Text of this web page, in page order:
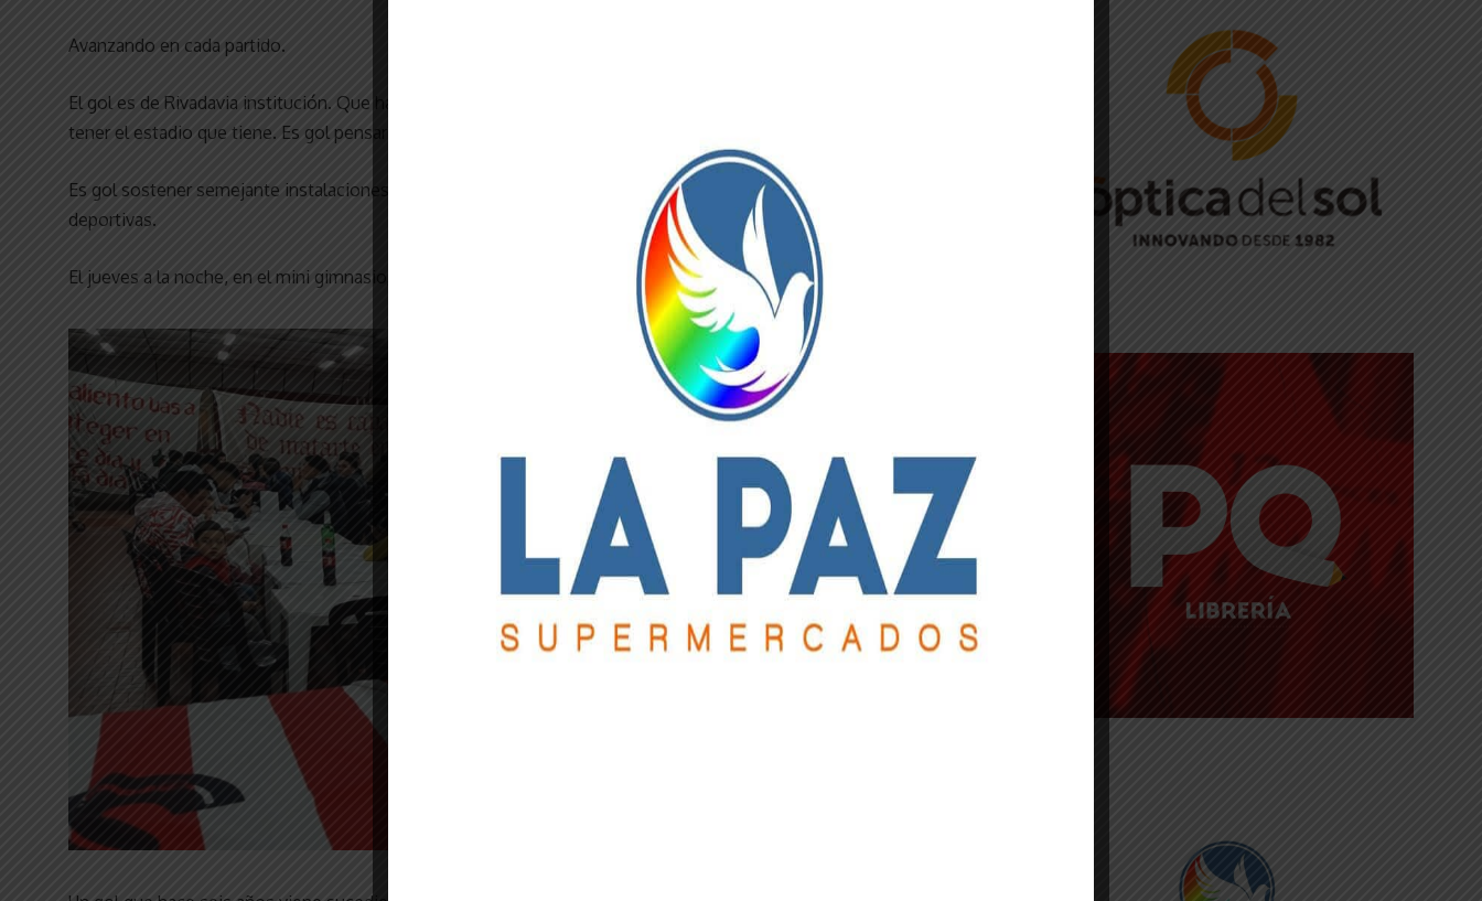
Avanzando en cada partido.
El gol es de Rivadavia institución. Que ha decidido continuar con este técnico y sus colaboradores. Es un golazo
tener el estadio que tiene. Es gol pensar en su fútbol inferior, masculino y femenino.
Es gol sostener semejante instalaciones de un enorme club. Es gol y acierto no descuidar las distintas disciplinas
deportivas.
El jueves a la noche, en el mini gimnasio, se vivió una de esas noches que la Peña de Los Chozeros sabe proponer.